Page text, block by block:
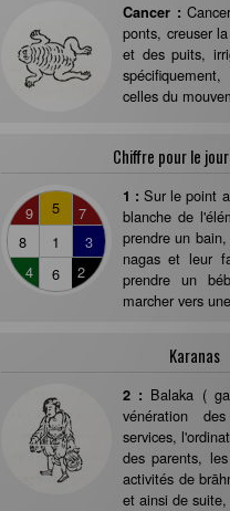
Cancer :
ponts, creuser
et des puits,
celles du
Chiffre pour le
9 5
7
8
1
3
4
6 2
1 : Sur le point
blanche de
prendre un
nagas et leur
prendre un
marcher vers
Karanas
2 : Balaka (
vénération
services,
des parents,
activités de
et ainsi de suite,